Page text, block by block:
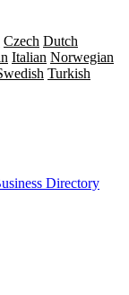
Czech Dutch
Italian Norwegian
Turkish